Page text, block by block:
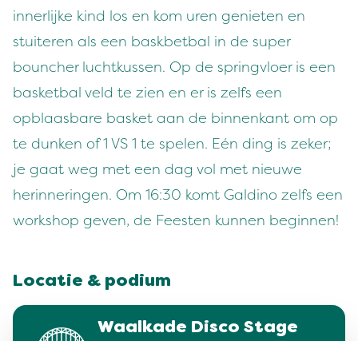
innerlijke kind los en kom uren genieten en
stuiteren als een baskbetbal in de super
bouncher luchtkussen. Op de springvloer is een
basketbal veld te zien en er is zelfs een
opblaasbare basket aan de binnenkant om op
te dunken of 1 VS 1 te spelen. Eén ding is zeker;
je gaat weg met een dag vol met nieuwe
herinneringen. Om 16:30 komt Galdino zelfs een
workshop geven, de Feesten kunnen beginnen!
Locatie & podium
Waalkade Disco Stage